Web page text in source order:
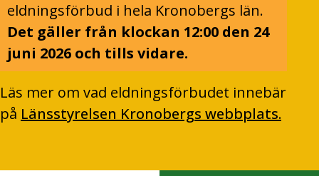
eldningsförbud i hela Kronobergs län.
Det gäller från klockan 12:00 den 24
juni 2026 och tills vidare.
Läs mer om vad eldningsförbudet innebär
på Länsstyrelsen Kronobergs webbplats.